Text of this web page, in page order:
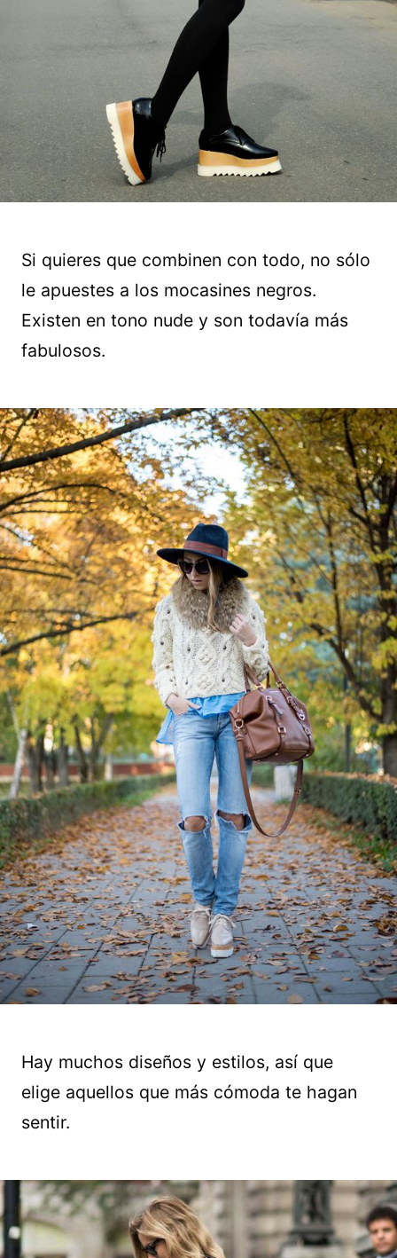
Si quieres que combinen con todo, no sólo
le apuestes a los mocasines negros.
Existen en tono nude y son todavía más
fabulosos.
Hay muchos diseños y estilos, así que
elige aquellos que más cómoda te hagan
sentir.